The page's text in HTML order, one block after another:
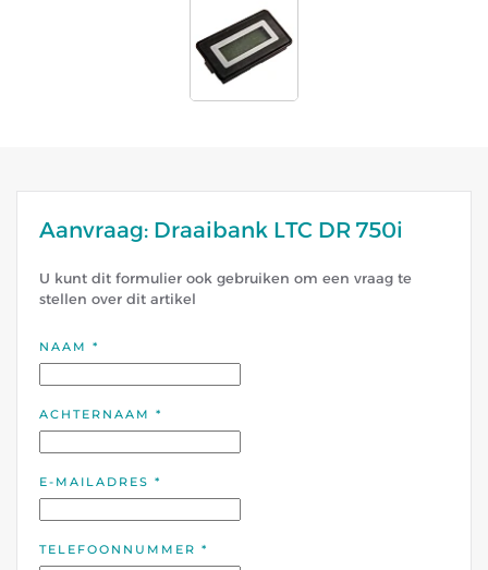
Aanvraag: Draaibank LTC DR 750i
U kunt dit formulier ook gebruiken om een vraag te
stellen over dit artikel
NAAM *
ACHTERNAAM *
E-MAILADRES *
TELEFOONNUMMER *